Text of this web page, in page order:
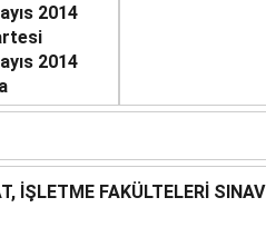
2014
2014
İŞLETME FAKÜLTELERİ SINAV